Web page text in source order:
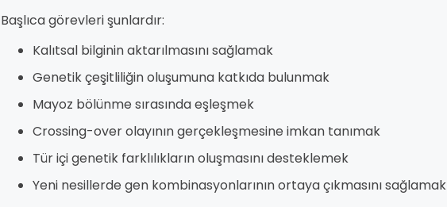
Başlıca görevleri şunlardır:
Kalıtsal bilginin aktarılmasını sağlamak
Genetik çeşitliliğin oluşumuna katkıda bulunmak
Mayoz bölünme sırasında eşleşmek
Crossing-over olayının gerçekleşmesine imkan tanımak
Tür içi genetik farklılıkların oluşmasını desteklemek
Yeni nesillerde gen kombinasyonlarının ortaya çıkmasını sağlamak